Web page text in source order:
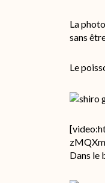
La
sans
Le
Dans le